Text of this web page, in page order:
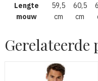
Lengte
mouw
59,5
cm
60,5
cm
Gerelateerde